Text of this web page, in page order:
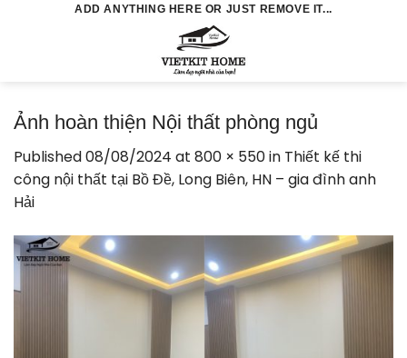
ADD ANYTHING HERE OR JUST REMOVE IT...
Ảnh hoàn thiện Nội thất phòng ngủ
Published08/08/2024 at 800 × 550in Thiết kế thi
công nội thất tại Bồ Đề, Long Biên, HN – gia đình anh
Hải